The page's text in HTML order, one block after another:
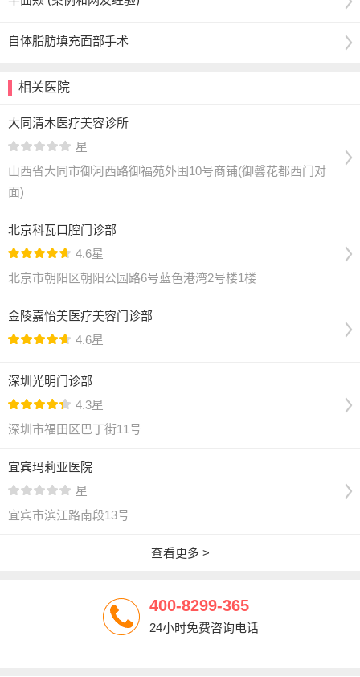
自体脂肪填充面部手术
相关医院
大同清木医疗美容诊所
星
山西省大同市御河西路御福苑外围10号商铺(御馨花都西门对
面)
北京科瓦口腔门诊部
4.6星
北京市朝阳区朝阳公园路6号蓝色港湾2号楼1楼
金陵嘉怡美医疗美容门诊部
4.6星
深圳光明门诊部
4.3星
深圳市福田区巴丁街11号
宜宾玛莉亚医院
星
宜宾市滨江路南段13号
查看更多 >
400-8299-365
24小时免费咨询电话